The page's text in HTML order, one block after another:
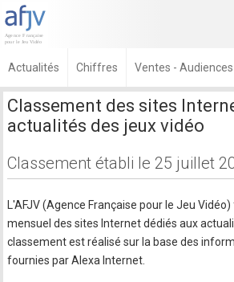
Actualités Chiffres Ventes - Audiences
Classement des sites
actualités des jeux vidéo
Classement établi le 25 juillet
L'AFJV (Agence Française pour le Jeu
mensuel des sites Internet dédiés aux
classement est réalisé sur la base des
fournies par Alexa Internet.